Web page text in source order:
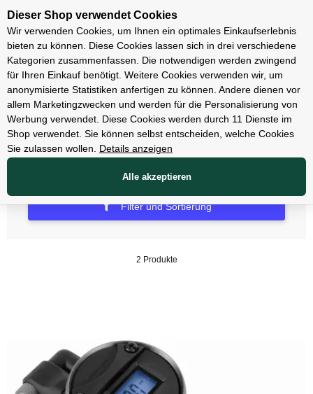
Unsere Filialen
Luftpumpen
Dämpferpumpen
Filter und Sortierung
2 Produkte
Dieser Shop verwendet Cookies
Wir verwenden Cookies, um Ihnen ein optimales Einkaufserlebnis
bieten zu können. Diese Cookies lassen sich in drei verschiedene
Kategorien zusammenfassen. Die notwendigen werden zwingend
für Ihren Einkauf benötigt. Weitere Cookies verwenden wir, um
anonymisierte Statistiken anfertigen zu können. Andere dienen vor
allem Marketingzwecken und werden für die Personalisierung von
Werbung verwendet. Diese Cookies werden durch 11 Dienste im
Shop verwendet. Sie können selbst entscheiden, welche Cookies
Sie zulassen wollen.
Details anzeigen
Alle akzeptieren